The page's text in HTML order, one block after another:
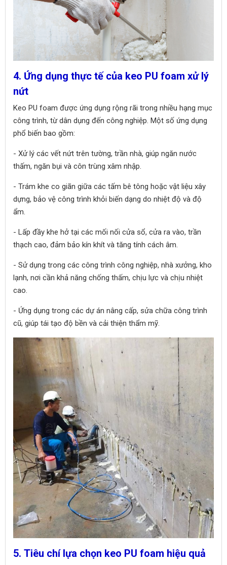
4. Ứng dụng thực tế của keo PU foam xử lý
nứt
Keo PU foam được ứng dụng rộng rãi trong nhiều hạng mục
công trình, từ dân dụng đến công nghiệp. Một số ứng dụng
phổ biến bao gồm:
- Xử lý các vết nứt trên tường, trần nhà, giúp ngăn nước
thấm, ngăn bụi và côn trùng xâm nhập.
- Trám khe co giãn giữa các tấm bê tông hoặc vật liệu xây
dựng, bảo vệ công trình khỏi biến dạng do nhiệt độ và độ
ẩm.
- Lấp đầy khe hở tại các mối nối cửa sổ, cửa ra vào, trần
thạch cao, đảm bảo kín khít và tăng tính cách âm.
- Sử dụng trong các công trình công nghiệp, nhà xưởng, kho
lạnh, nơi cần khả năng chống thấm, chịu lực và chịu nhiệt
cao.
- Ứng dụng trong các dự án nâng cấp, sửa chữa công trình
cũ, giúp tái tạo độ bền và cải thiện thẩm mỹ.
5. Tiêu chí lựa chọn keo PU foam hiệu quả